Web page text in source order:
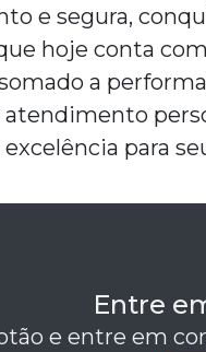
e segura,
hoje conta
a
para
Entre
e entre em